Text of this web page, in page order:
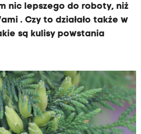
nic lepszego do roboty, niż
. Czy to działało także w
są kulisy powstania